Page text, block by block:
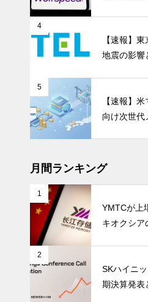
4
【速報】
地震の影響
5
【速報】
向け次世代
月間ランキング
1
YMTCが上
キオクシ
2
SKハイニ
期決算発表